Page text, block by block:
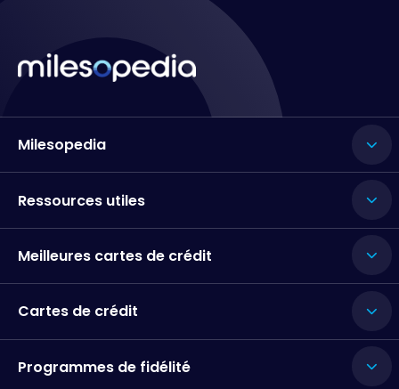
Milesopedia
Ressources utiles
Meilleures cartes de crédit
Cartes de crédit
Programmes de fidélité